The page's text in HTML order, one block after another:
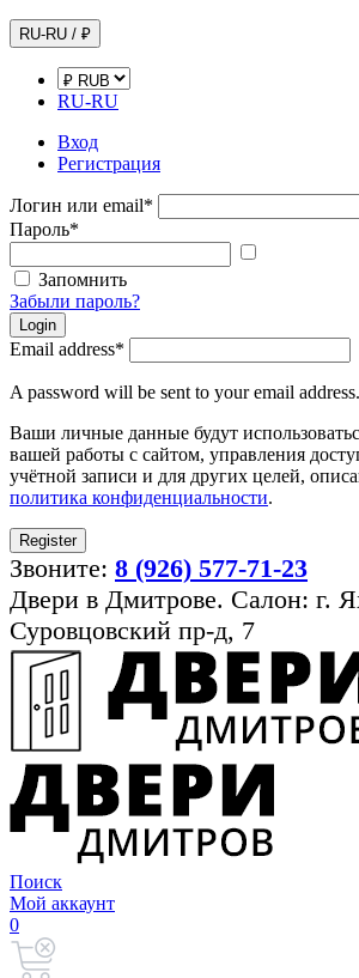
RU-RU / ₽
RU-RU
Вход
Регистрация
Логин или email*
Пароль*
Запомнить
Забыли пароль?
Login
Email address*
A password will be sent to your email address.
Ваши личные данные будут
вашей работы с сайтом, управления
учётной записи и для других целей,
политика конфиденциальности.
Register
Звоните: 8 (926) 577-71-23
Двери в Дмитрове. Салон: г.
Суровцовский пр-д, 7
Поиск
Мой аккаунт
0